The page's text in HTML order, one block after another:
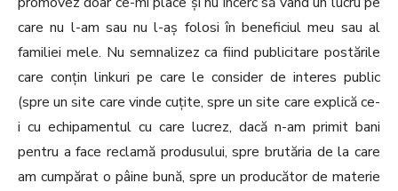
care nu l-am sau nu l-aș folosi în beneficiul meu sau al
familiei mele. Nu semnalizez ca fiind publicitare postările
care conțin linkuri pe care le consider de interes public
(spre un site care vinde cuțite, spre un site care explică ce-
i cu echipamentul cu care lucrez, dacă n-am primit bani
pentru a face reclamă produsului, spre brutăria de la care
am cumpărat o pâine bună, spre un producător de materie